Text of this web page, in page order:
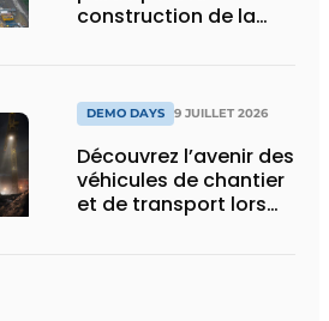
construction de la
DEMO DAYS 9 JUILLET 2026
Découvrez l’avenir des
véhicules de chantier
et de transport lors